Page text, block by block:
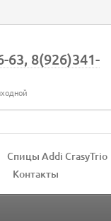
63, 8(926)341-
Спицы Addi CrasyTrio
Контакты